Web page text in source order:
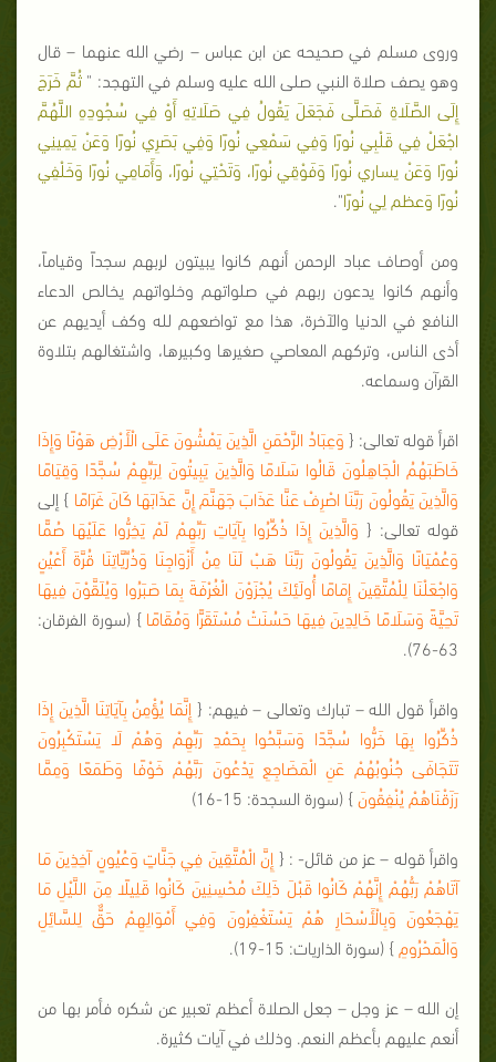
وروى مسلم في صحيحه عن ابن عباس – رضي الله عنهما – قال
وهو يصف صلاة النبي صلى الله عليه وسلم في التهجد: "ثُمَّ خَرَجَ
إِلَى الصَّلَاةِ فَصَلَّى فَجَعَلَ يَقُولُ فِي صَلَاتِهِ أَوْ فِي سُجُودِهِ اللَّهُمَّ
اجْعَلْ فِي قَلْبِي نُورًا وَفِي سَمْعِي نُورًا وَفِي بَصَرِي نُورًا وَعَنْ يَمِينِي
نُورًا وَعَنْ يساري نُورًا وَفَوْقِي نُورًا، وَتَحْتِي نُورًا، وَأَمَامِي نُورًا وَخَلْفِي
نُورًا وَعظم لِي نُورًا".
ومن أوصاف عباد الرحمن أنهم كانوا يبيتون لربهم سجداً وقياماً،
وأنهم كانوا يدعون ربهم في صلواتهم وخلواتهم يخالص الدعاء
النافع في الدنيا والآخرة، هذا مع تواضعهم لله وكف أيديهم عن
أذى الناس، وتركهم المعاصي صغيرها وكبيرها، واشتغالهم بتلاوة
القرآن وسماعه.
اقرأ قوله تعالى: { وَعِبَادُ الرَّحْمَنِ الَّذِينَ يَمْشُونَ عَلَى الْأَرْضِ هَوْنًا وَإِذَا
خَاطَبَهُمُ الْجَاهِلُونَ قَالُوا سَلَامًا وَالَّذِينَ يَبِيتُونَ لِرَبِّهِمْ سُجَّدًا وَقِيَامًا
وَالَّذِينَ يَقُولُونَ رَبَّنَا اصْرِفْ عَنَّا عَذَابَ جَهَنَّمَ إِنَّ عَذَابَهَا كَانَ غَرَامًا } إلى
قوله تعالى: { وَالَّذِينَ إِذَا ذُكِّرُوا بِآيَاتِ رَبِّهِمْ لَمْ يَخِرُّوا عَلَيْهَا صُمًّا
وَعُمْيَانًا وَالَّذِينَ يَقُولُونَ رَبَّنَا هَبْ لَنَا مِنْ أَزْوَاجِنَا وَذُرِّيَّاتِنَا قُرَّةَ أَعْيُنٍ
وَاجْعَلْنَا لِلْمُتَّقِينَ إِمَامًا أُولَئِكَ يُجْزَوْنَ الْغُرْفَةَ بِمَا صَبَرُوا وَيُلَقَّوْنَ فِيهَا
تَحِيَّةً وَسَلَامًا خَالِدِينَ فِيهَا حَسُنَتْ مُسْتَقَرًّا وَمُقَامًا } (سورة الفرقان:
63-76).
واقرأ قول الله – تبارك وتعالى – فيهم: { إِنَّمَا يُؤْمِنُ بِآيَاتِنَا الَّذِينَ إِذَا
ذُكِّرُوا بِهَا خَرُّوا سُجَّدًا وَسَبَّحُوا بِحَمْدِ رَبِّهِمْ وَهُمْ لَا يَسْتَكْبِرُونَ
تَتَجَافَى جُنُوبُهُمْ عَنِ الْمَضَاجِعِ يَدْعُونَ رَبَّهُمْ خَوْفًا وَطَمَعًا وَمِمَّا
رَزَقْنَاهُمْ يُنْفِقُونَ} (سورة السجدة: 15-16)
واقرأ قوله – عز من قائل- : { إِنَّ الْمُتَّقِينَ فِي جَنَّاتٍ وَعُيُونٍ آخِذِينَ مَا
آتَاهُمْ رَبُّهُمْ إِنَّهُمْ كَانُوا قَبْلَ ذَلِكَ مُحْسِنِينَ كَانُوا قَلِيلًا مِنَ اللَّيْلِ مَا
يَهْجَعُونَ وَبِالْأَسْحَارِ هُمْ يَسْتَغْفِرُونَ وَفِي أَمْوَالِهِمْ حَقٌّ لِلسَّائِلِ
وَالْمَحْرُومِ } (سورة الذاريات: 15-19).
إن الله – عز وجل – جعل الصلاة أعظم تعبير عن شكره فأمر بها من
أنعم عليهم بأعظم النعم. وذلك في آيات كثيرة.